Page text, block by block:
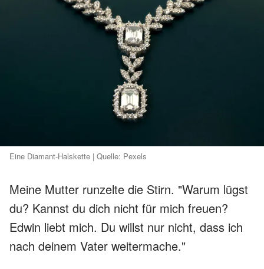
Eine Diamant-Halskette | Quelle: Pexels
Meine Mutter runzelte die Stirn. "Warum lügst
du? Kannst du dich nicht für mich freuen?
Edwin liebt mich. Du willst nur nicht, dass ich
nach deinem Vater weitermache."